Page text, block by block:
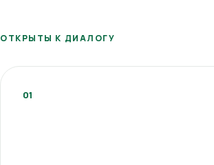
ОТКРЫТЫ К ДИАЛОГУ
01